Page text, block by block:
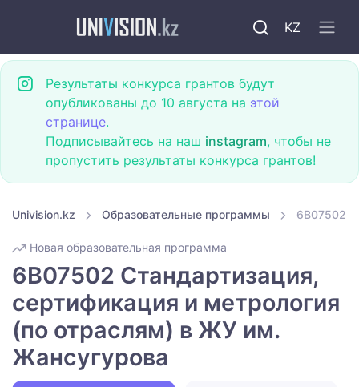
KZ
Результаты конкурса грантов будут
опубликованы до 10 августа на этой
странице.
Подписывайтесь на наш instagram, чтобы не
пропустить результаты конкурса грантов!
Univision.kz Образовательные программы 6B07502
Новая образовательная программа
6B07502 Стандартизация,
сертификация и метрология
(по отраслям) в ЖУ им.
Жансугурова